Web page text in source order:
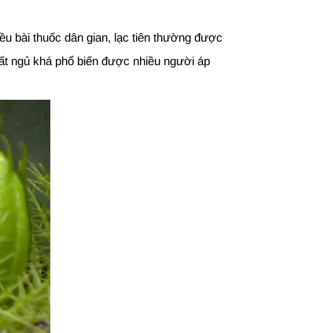
bài thuốc dân gian, lạc tiên thường được
ngủ khá phổ biến được nhiều người áp